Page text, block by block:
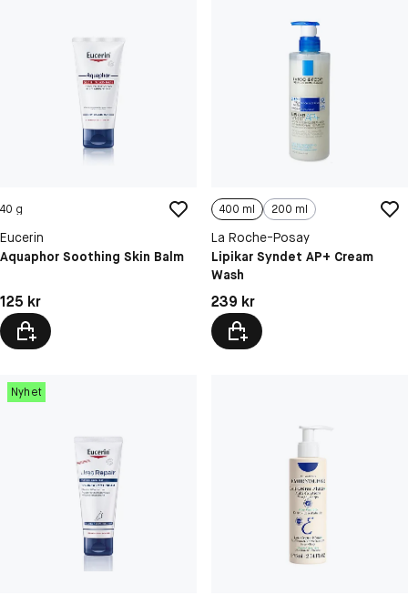
40 g
Eucerin
Aquaphor Soothing Skin Balm
Pris: 125 kr
125 kr
400 ml 200 ml
La Roche-Posay
Lipikar Syndet AP+ Cream
Wash
Pris: 239 kr
239 kr
Nyhet